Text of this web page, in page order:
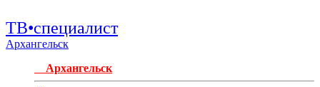
ТВ•специалист
Архангельск
Архангельск